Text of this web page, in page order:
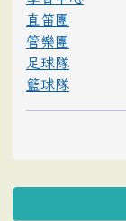
直笛團
管樂團
足球隊
籃球隊